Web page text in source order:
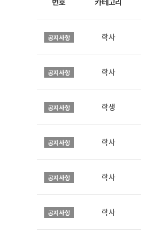
공지사항 학사
공지사항 학사
공지사항 학생
공지사항 학사
공지사항 학사
공지사항 학사